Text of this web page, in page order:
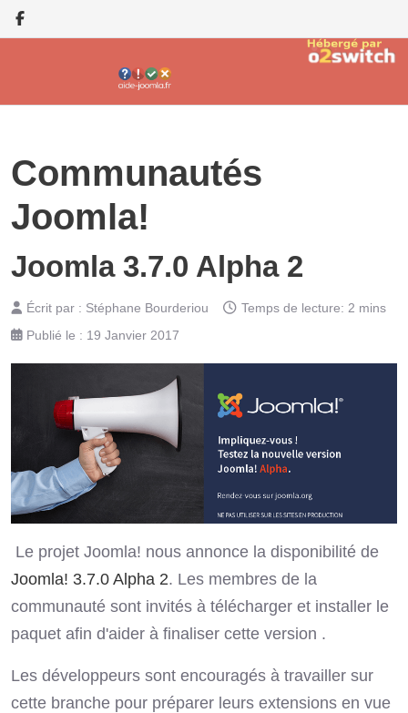
Communautés
Joomla!
Joomla 3.7.0 Alpha 2
Écrit par : Stéphane Bourderiou
Temps de lecture: 2 mins
Publié le : 19 Janvier 2017
Le projet Joomla! nous annonce la disponibilité de
Joomla! 3.7.0 Alpha 2. Les membres de la
communauté sont invités à télécharger et installer le
paquet afin d'aider à finaliser cette version .
Les développeurs sont encouragés à travailler sur
cette branche pour préparer leurs extensions en vue